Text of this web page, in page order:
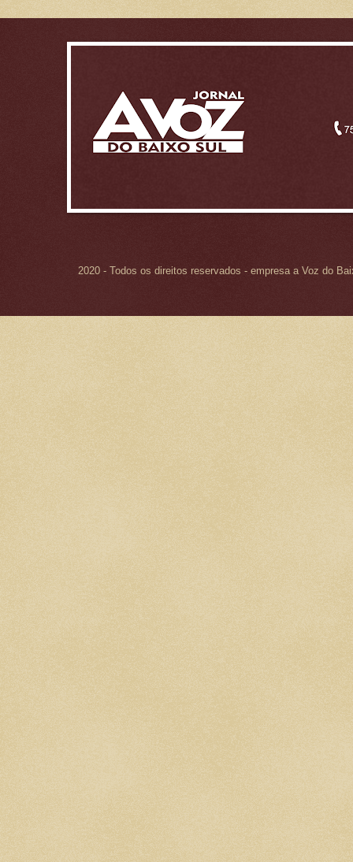
2020 - Todos os direitos reservados - empresa a Voz do